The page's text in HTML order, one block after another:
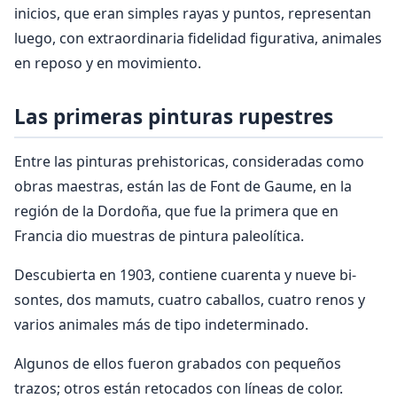
inicios, que eran simples rayas y puntos, representan
luego, con extraordinaria fidelidad figu­rativa, animales
en reposo y en movimiento.
Las primeras pinturas rupestres
Entre las pinturas prehistoricas, consideradas como
obras maestras, están las de Font de Gaume, en la
región de la Dordoña, que fue la primera que en
Francia dio muestras de pintura paleolítica.
Des­cubierta en 1903, contiene cuarenta y nueve bi­
sontes, dos mamuts, cuatro caballos, cuatro renos y
varios animales más de tipo indeterminado.
Algunos de ellos fueron grabados con pequeños
trazos; otros están retocados con líneas de color.